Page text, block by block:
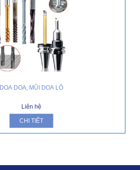
DOA DOA, MŨI DOA LỖ
Liên hệ
CHI TIẾT